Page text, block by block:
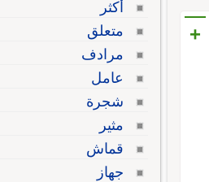
+
أكثر
متعلق
مرادف
عامل
شجرة
مثير
قماش
جهاز